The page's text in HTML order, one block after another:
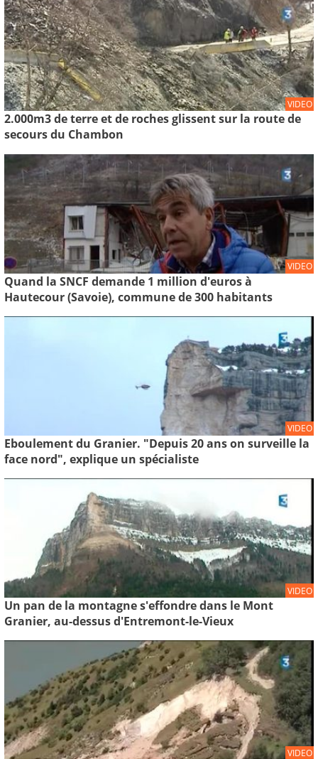
VIDEO
2.000m3 de terre et de roches glissent sur la route de
secours du Chambon
VIDEO
Quand la SNCF demande 1 million d'euros à
Hautecour (Savoie), commune de 300 habitants
VIDEO
Eboulement du Granier. "Depuis 20 ans on surveille la
face nord", explique un spécialiste
VIDEO
Un pan de la montagne s'effondre dans le Mont
Granier, au-dessus d'Entremont-le-Vieux
VIDEO